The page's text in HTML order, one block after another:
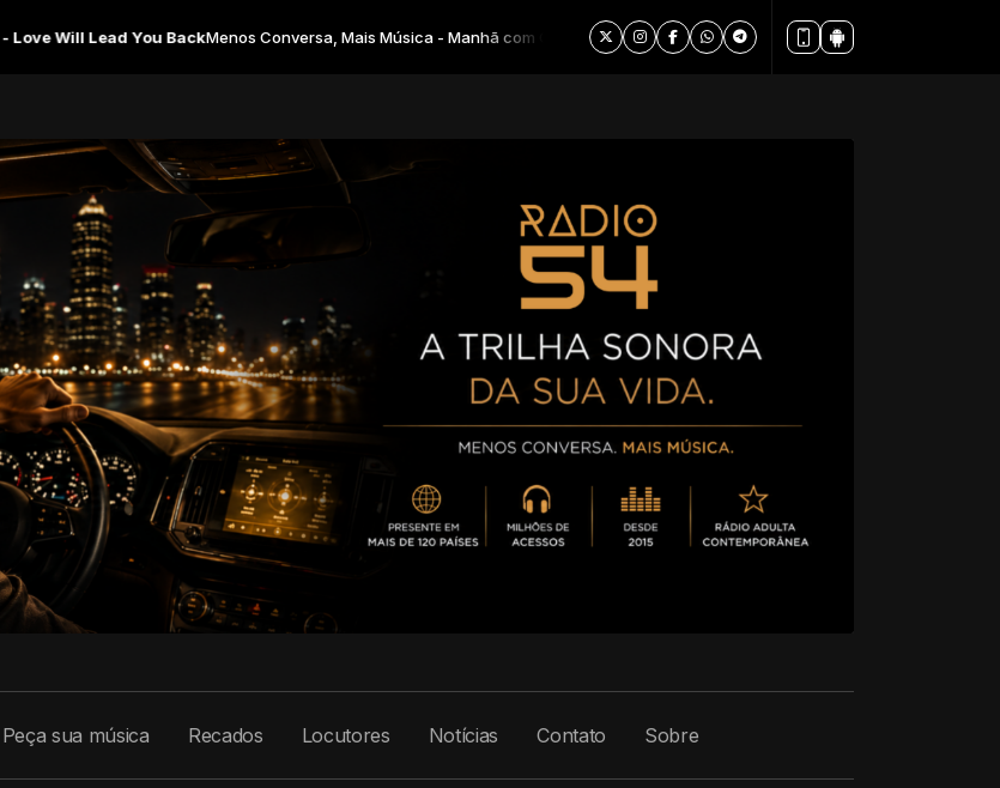
You Back Menos Conversa, Mais Música - Manhã com Carla Duarte das 06:00 às 12:00 -Tocando agora: Taylor Dayne - Love Will
Peça sua música Recados Locutores Notícias Contato Sobre